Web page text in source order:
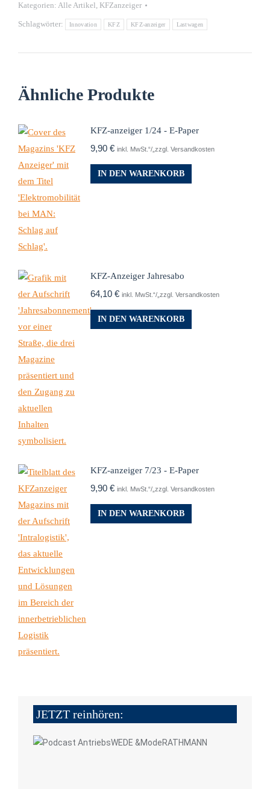
Kategorien: Alle Artikel, KFZanzeiger
Schlagwörter: Innovation KFZ KFZ-anzeiger Lastwagen
Ähnliche Produkte
KFZ-anzeiger 1/24 - E-Paper
9,90 € inkl. MwSt.“/„zzgl. Versandkosten
IN DEN WARENKORB
KFZ-Anzeiger Jahresabo
64,10 € inkl. MwSt.“/„zzgl. Versandkosten
IN DEN WARENKORB
KFZ-anzeiger 7/23 - E-Paper
9,90 € inkl. MwSt.“/„zzgl. Versandkosten
IN DEN WARENKORB
JETZT reinhören: